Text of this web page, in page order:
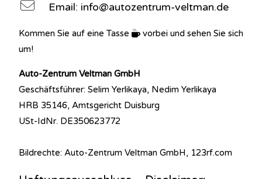
Email: info@autozentrum-veltman.de
Kommen Sie auf eine Tasse
vorbei und sehen Sie sich
um!
Auto-Zentrum Veltman GmbH
Geschäftsführer: Selim Yerlikaya, Nedim Yerlikaya
HRB 35146, Amtsgericht Duisburg
USt-IdNr. DE350623772
Bildrechte: Auto-Zentrum Veltman GmbH, 123rf.com